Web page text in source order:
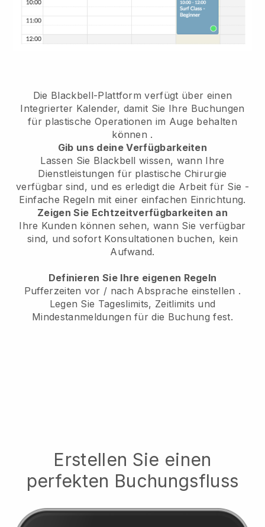
Die Blackbell-Plattform verfügt über einen
Integrierter Kalender, damit Sie Ihre Buchungen
für plastische Operationen im Auge behalten
können .
Gib uns deine Verfügbarkeiten
Lassen Sie Blackbell wissen, wann Ihre
Dienstleistungen für plastische Chirurgie
verfügbar sind, und es erledigt die Arbeit für Sie -
Einfache Regeln mit einer einfachen Einrichtung.
Zeigen Sie Echtzeitverfügbarkeiten an
Ihre Kunden können sehen, wann Sie verfügbar
sind, und sofort Konsultationen buchen, kein
Aufwand.
Definieren Sie Ihre eigenen Regeln
Pufferzeiten vor / nach Absprache einstellen .
Legen Sie Tageslimits, Zeitlimits und
Mindestanmeldungen für die Buchung fest.
Erstellen Sie einen
perfekten Buchungsfluss